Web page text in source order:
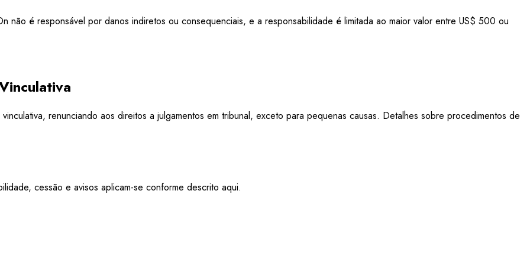
não é responsável por danos indiretos ou consequenciais, e a responsabilidade é limitada ao maior valor entre US$ 500 ou
renunciando aos direitos a julgamentos em tribunal, exceto para pequenas causas. Detalhes sobre procedimentos de
cessão e avisos aplicam-se conforme descrito aqui.